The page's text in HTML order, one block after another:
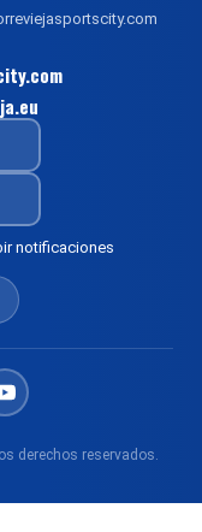
notificaciones
derechos reservados.